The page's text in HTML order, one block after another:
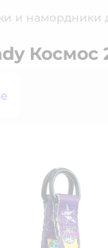
и намордники
Космос